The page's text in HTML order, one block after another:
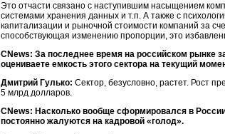
Это отчасти связано с наступившим насыщением
системами хранения данных и т.п. А также с
капитализации и рыночной стоимости компаний за
способствующая изменению пропорции, это
CNews: За последнее время на российском рынке
оцениваете емкость этого сектора на текущий
Дмитрий Гулько: Сектор, безусловно, растет. Рост
5 млрд долларов.
CNews: Насколько вообще сформировался в
постоянно жалуются на кадровой «голод».